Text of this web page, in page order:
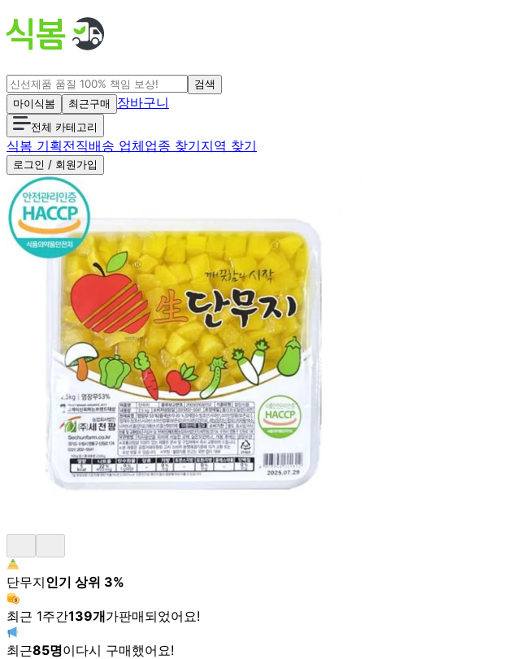
검색
마이식봄
최근구매 장바구니
전체 카테고리
식봄 기획전직배송 업체업종 찾기지역 찾기
로그인 / 회원가입
단무지인기 상위 3%
최근 1주간139개가판매되었어요!
최근85명이다시 구매했어요!